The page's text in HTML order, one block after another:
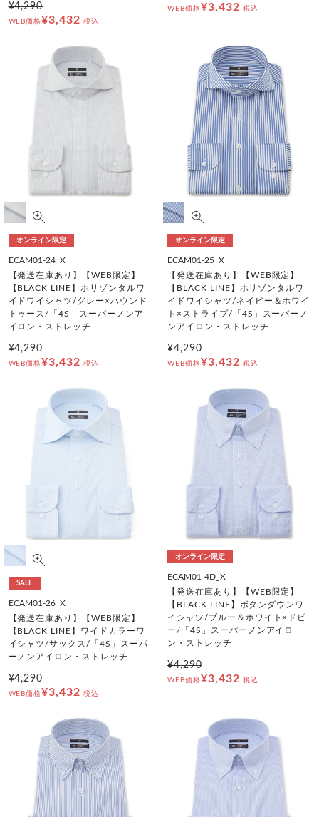
¥4,290
WEB価格¥3,432 税込
WEB価格¥3,432 税込
オンライン限定
ECAM01-24_X
【発送在庫あり】【WEB限定】
【BLACK LINE】ホリゾンタルワ
イドワイシャツ/グレー×ハウンド
トゥース/「4S」スーパーノンア
イロン・ストレッチ
¥4,290
WEB価格¥3,432 税込
オンライン限定
ECAM01-25_X
【発送在庫あり】【WEB限定】
【BLACK LINE】ホリゾンタルワ
イドワイシャツ/ネイビー＆ホワイ
ト×ストライプ/「4S」スーパーノ
ンアイロン・ストレッチ
¥4,290
WEB価格¥3,432 税込
SALE
ECAM01-26_X
【発送在庫あり】【WEB限定】
【BLACK LINE】ワイドカラーワ
イシャツ/サックス/「4S」スーパ
ーノンアイロン・ストレッチ
¥4,290
WEB価格¥3,432 税込
オンライン限定
ECAM01-4D_X
【発送在庫あり】【WEB限定】
【BLACK LINE】ボタンダウンワ
イシャツ/ブルー＆ホワイト×ドビ
ー/「4S」スーパーノンアイロ
ン・ストレッチ
¥4,290
WEB価格¥3,432 税込